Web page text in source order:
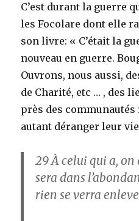
C’est durant la guerre
les Focolare dont elle
son livre: « C’était la
nouveau en guerre.
Ouvrons, nous aussi,
de Charité, etc … , des
près des
autant déranger leur
29À celui qui a, on
sera dans
rien se verra